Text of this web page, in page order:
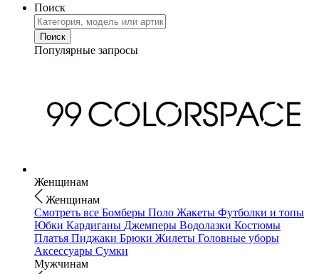
Поиск
Популярные запросы
Женщинам
Женщинам
Смотреть все Бомберы Поло Жакеты Футболки и топы
Юбки Кардиганы Джемперы Водолазки Костюмы
Платья Пиджаки Брюки Жилеты Головные уборы
Аксессуары Сумки
Мужчинам